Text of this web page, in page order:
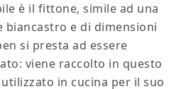
è il fittone, simile ad una
biancastro e di dimensioni
si presta ad essere
viene raccolto in questo
in cucina per il suo